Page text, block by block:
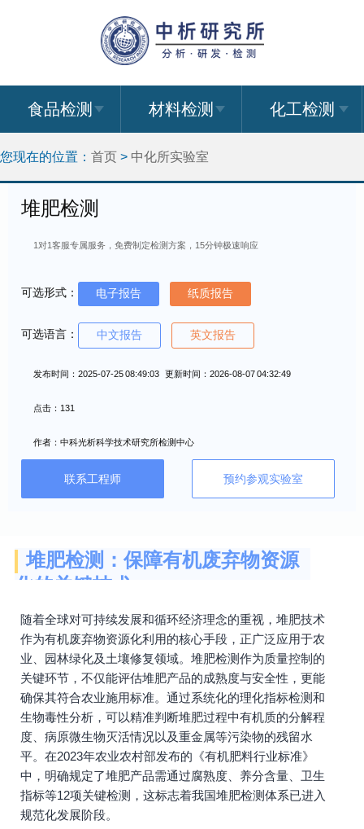
食品检测 材料检测 化工检测
您现在的位置： 首页 > 中化所实验室
堆肥检测
1对1客服专属服务，免费制定检测方案，15分钟极速响应
可选形式： 电子报告 纸质报告
可选语言： 中文报告 英文报告
发布时间：2025-07-25 08:49:03 更新时间：2026-08-07 04:32:49
点击：131
作者：中科光析科学技术研究所检测中心
联系工程师 预约参观实验室
堆肥检测：保障有机废弃物资源
化的关键技术
随着全球对可持续发展和循环经济理念的重视，堆肥技术
作为有机废弃物资源化利用的核心手段，正广泛应用于农
业、园林绿化及土壤修复领域。堆肥检测作为质量控制的
关键环节，不仅能评估堆肥产品的成熟度与安全性，更能
确保其符合农业施用标准。通过系统化的理化指标检测和
生物毒性分析，可以精准判断堆肥过程中有机质的分解程
度、病原微生物灭活情况以及重金属等污染物的残留水
平。在2023年农业农村部发布的《有机肥料行业标准》
中，明确规定了堆肥产品需通过腐熟度、养分含量、卫生
指标等12项关键检测，这标志着我国堆肥检测体系已进入
规范化发展阶段。